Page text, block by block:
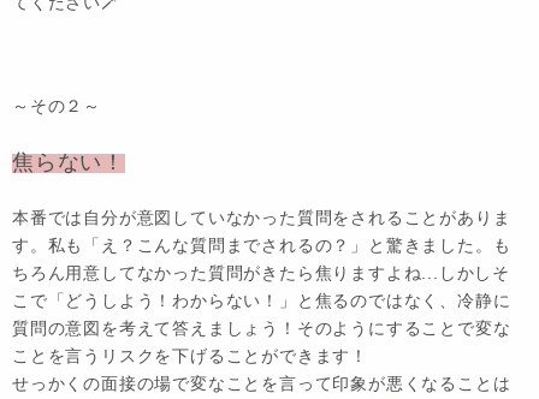
～その２～
焦らない！
本番では自分が意図していなかった質問をされることがありま
す。私も「え？こんな質問までされるの？」と驚きました。も
ちろん用意してなかった質問がきたら焦りますよね...しかしそ
こで「どうしよう！わからない！」と焦るのではなく、冷静に
質問の意図を考えて答えましょう！そのようにすることで変な
ことを言うリスクを下げることができます！
せっかくの面接の場で変なことを言って印象が悪くなることは